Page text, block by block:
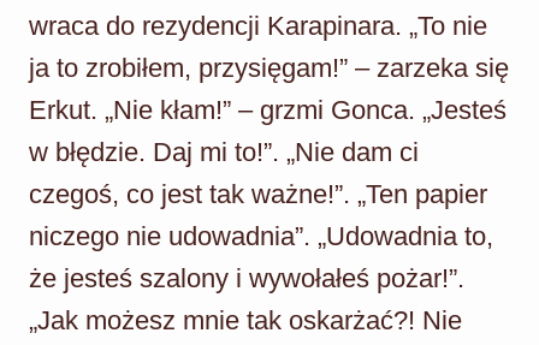
wraca do rezydencji Karapinara. „To nie
ja to zrobiłem, przysięgam!” – zarzeka się
Erkut. „Nie kłam!” – grzmi Gonca. „Jesteś
w błędzie. Daj mi to!”. „Nie dam ci
czegoś, co jest tak ważne!”. „Ten papier
niczego nie udowadnia”. „Udowadnia to,
że jesteś szalony i wywołałeś pożar!”.
„Jak możesz mnie tak oskarżać?! Nie